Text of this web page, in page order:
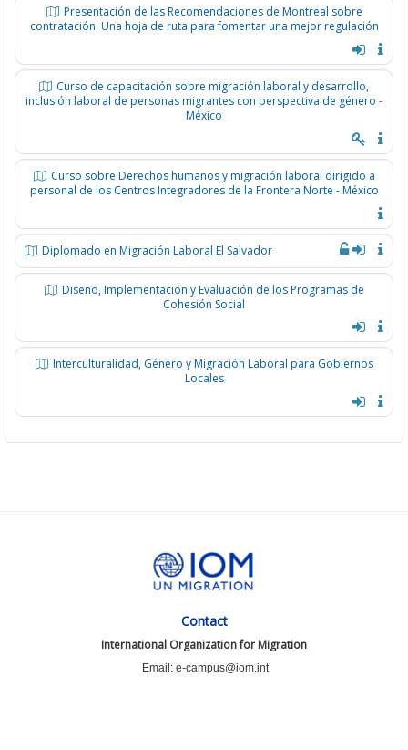
Presentación de las Recomendaciones de Montreal sobre
contratación: Una hoja de ruta para fomentar una mejor regulación
Curso de capacitación sobre migración laboral y desarrollo,
inclusión laboral de personas migrantes con perspectiva de género -
México
Curso sobre Derechos humanos y migración laboral dirigido a
personal de los Centros Integradores de la Frontera Norte - México
Diplomado en Migración Laboral El Salvador
Diseño, Implementación y Evaluación de los Programas de
Cohesión Social
Interculturalidad, Género y Migración Laboral para Gobiernos
Locales
Contact
International Organization for Migration
Email: e-campus@iom.int